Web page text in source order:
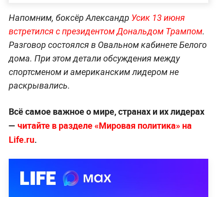
Напомним, боксёр Александр Усик 13 июня
встретился с президентом Дональдом Трампом.
Разговор состоялся в Овальном кабинете Белого
дома. При этом детали обсуждения между
спортсменом и американским лидером не
раскрывались.
Всё самое важное о мире, странах и их лидерах
— читайте в разделе «Мировая политика» на
Life.ru.